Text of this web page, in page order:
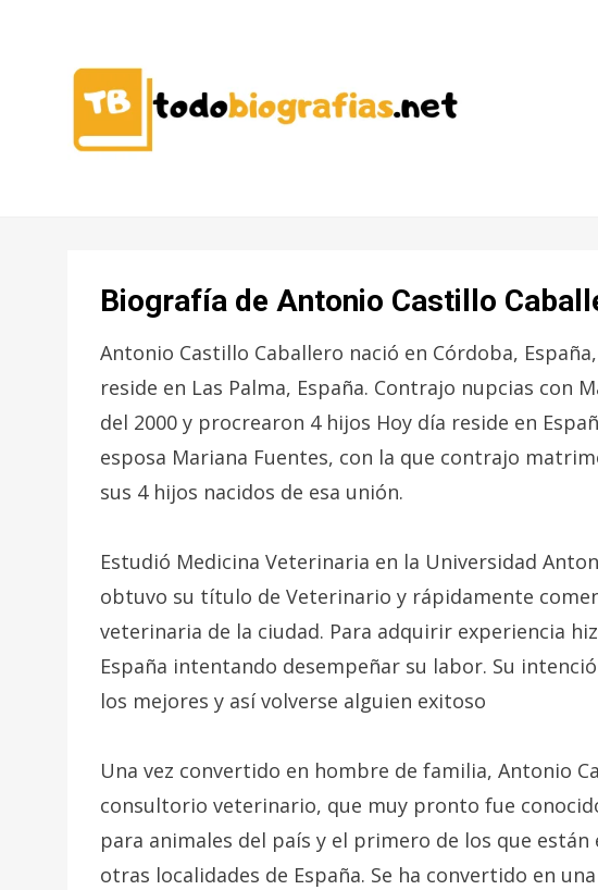
Biografía de Antonio Castillo
Antonio Castillo Caballero nació en Córdoba,
reside en Las Palma, España. Contrajo nupcias con
del 2000 y procrearon 4 hijos Hoy día reside en
esposa Mariana Fuentes, con la que contrajo
sus 4 hijos nacidos de esa unión.
Estudió Medicina Veterinaria en la Universidad
obtuvo su título de Veterinario y rápidamente
veterinaria de la ciudad. Para adquirir experiencia
España intentando desempeñar su labor. Su
los mejores y así volverse alguien exitoso
Una vez convertido en hombre de familia, Antonio
consultorio veterinario, que muy pronto fue
para animales del país y el primero de los que
otras localidades de España. Se ha convertido en